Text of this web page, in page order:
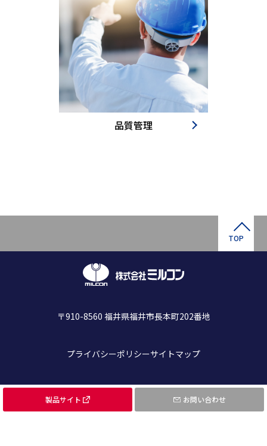
製品サイト お問い合わせ
品質管理
TOP
〒910-8560 福井県福井市長本町202番地
プライバシーポリシーサイトマップ
© MILCON Co., Ltd.